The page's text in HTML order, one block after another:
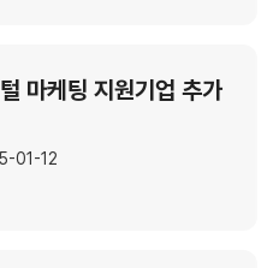
마케팅 지원기업 추가
01-12